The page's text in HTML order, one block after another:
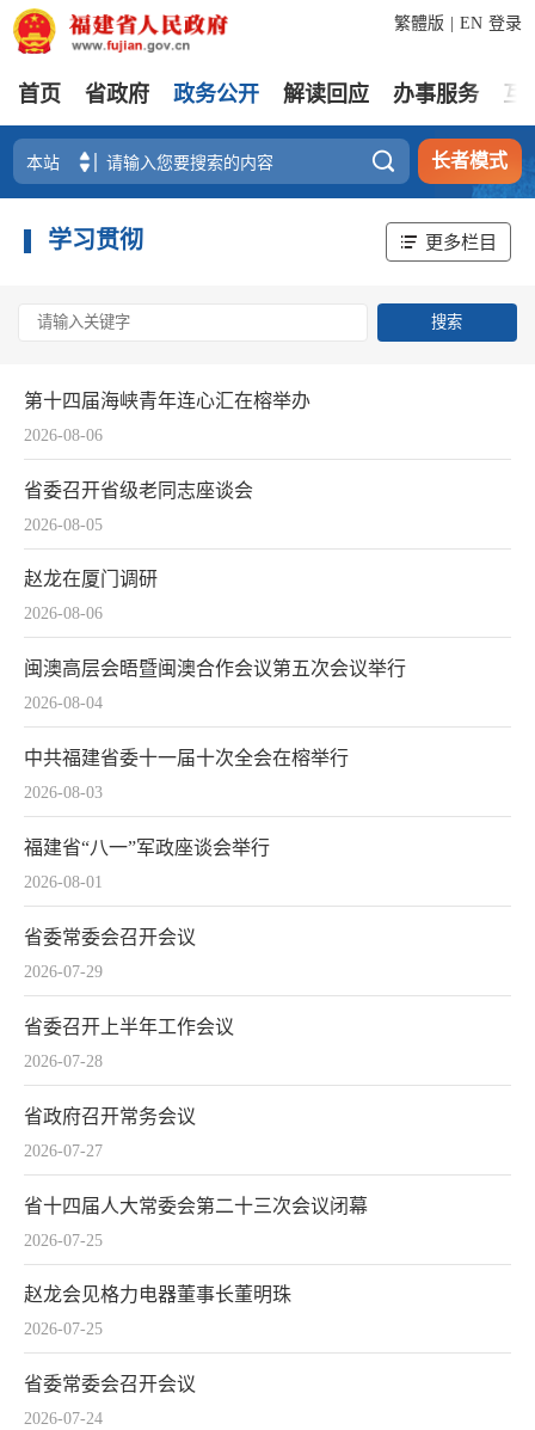
登录
繁體版 EN
首页 省政府 政务公开 解读回应 办事服务 互
 长者模式
学习贯彻 更多栏目
2026-08-06
第十四届海峡青年连心汇在榕举办
2026-08-05
省委召开省级老同志座谈会
2026-08-06
赵龙在厦门调研
2026-08-04
闽澳高层会晤暨闽澳合作会议第五次会议举行
2026-08-03
中共福建省委十一届十次全会在榕举行
2026-08-01
福建省“八一”军政座谈会举行
2026-07-29
省委常委会召开会议
2026-07-28
省委召开上半年工作会议
2026-07-27
省政府召开常务会议
2026-07-25
省十四届人大常委会第二十三次会议闭幕
2026-07-25
赵龙会见格力电器董事长董明珠
2026-07-24
省委常委会召开会议